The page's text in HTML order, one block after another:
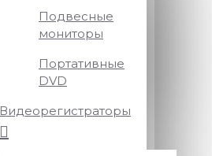
Подвесные
мониторы
Портативные
DVD
Видеорегистраторы